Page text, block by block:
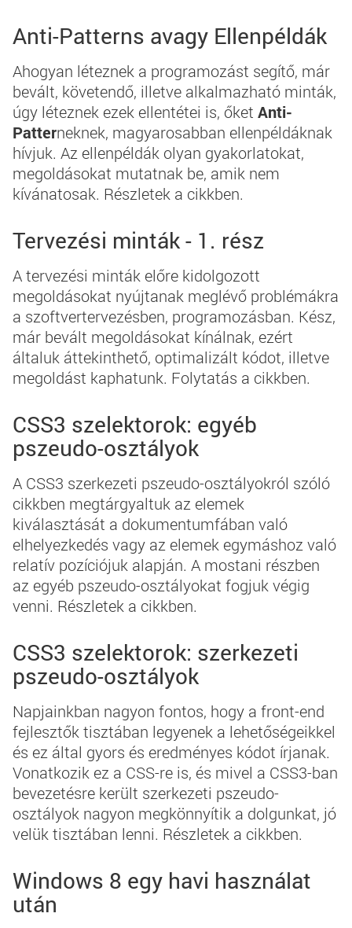
Anti-Patterns avagy Ellenpéldák
Ahogyan léteznek a programozást segítő, már
bevált, követendő, illetve alkalmazható minták,
úgy léteznek ezek ellentétei is, őket Anti-
Patterneknek, magyarosabban ellenpéldáknak
hívjuk. Az ellenpéldák olyan gyakorlatokat,
megoldásokat mutatnak be, amik nem
kívánatosak. Részletek a cikkben.
Tervezési minták - 1. rész
A tervezési minták előre kidolgozott
megoldásokat nyújtanak meglévő problémákra
a szoftvertervezésben, programozásban. Kész,
már bevált megoldásokat kínálnak, ezért
általuk áttekinthető, optimalizált kódot, illetve
megoldást kaphatunk. Folytatás a cikkben.
CSS3 szelektorok: egyéb
pszeudo-osztályok
A CSS3 szerkezeti pszeudo-osztályokról szóló
cikkben megtárgyaltuk az elemek
kiválasztását a dokumentumfában való
elhelyezkedés vagy az elemek egymáshoz való
relatív pozíciójuk alapján. A mostani részben
az egyéb pszeudo-osztályokat fogjuk végig
venni. Részletek a cikkben.
CSS3 szelektorok: szerkezeti
pszeudo-osztályok
Napjainkban nagyon fontos, hogy a front-end
fejlesztők tisztában legyenek a lehetőségeikkel
és ez által gyors és eredményes kódot írjanak.
Vonatkozik ez a CSS-re is, és mivel a CSS3-ban
bevezetésre került szerkezeti pszeudo-
osztályok nagyon megkönnyítik a dolgunkat, jó
velük tisztában lenni. Részletek a cikkben.
Windows 8 egy havi használat
után